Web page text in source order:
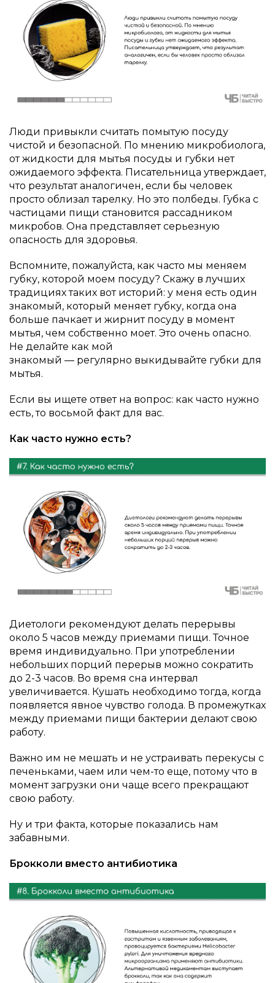
Люди привыкли считать помытую посуду
чистой и безопасной. По мнению микробиолога,
от жидкости для мытья посуды и губки нет
ожидаемого эффекта. Писательница утверждает,
что результат аналогичен, если бы человек
просто облизал тарелку. Но это полбеды. Губка с
частицами пищи становится рассадником
микробов. Она представляет серьезную
опасность для здоровья.
Вспомните, пожалуйста, как часто мы меняем
губку, которой моем посуду? Скажу в лучших
традициях таких вот историй: у меня есть один
знакомый, который меняет губку, когда она
больше пачкает и жирнит посуду в момент
мытья, чем собственно моет. Это очень опасно.
Не делайте как мой
знакомый — регулярно выкидывайте губки для
мытья.
Если вы ищете ответ на вопрос: как часто нужно
есть, то восьмой факт для вас.
Как часто нужно есть?
Диетологи рекомендуют делать перерывы
около 5 часов между приемами пищи. Точное
время индивидуально. При употреблении
небольших порций перерыв можно сократить
до 2-3 часов. Во время сна интервал
увеличивается. Кушать необходимо тогда, когда
появляется явное чувство голода. В промежутках
между приемами пищи бактерии делают свою
работу.
Важно им не мешать и не устраивать перекусы с
печеньками, чаем или чем-то еще, потому что в
момент загрузки они чаще всего прекращают
свою работу.
Ну и три факта, которые показались нам
забавными.
Брокколи вместо антибиотика